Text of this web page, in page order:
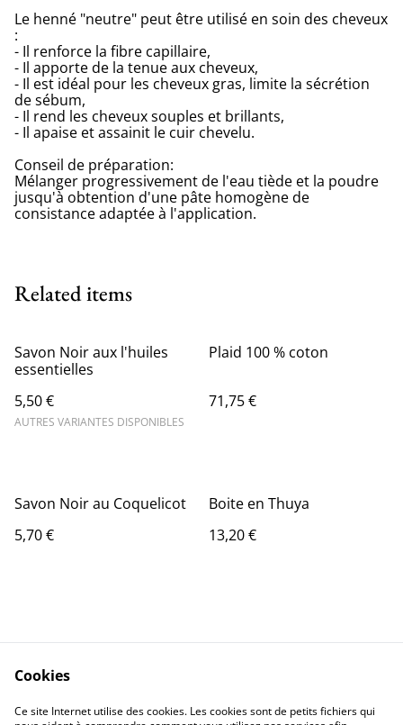
Le henné "neutre" peut être utilisé en soin des cheveux
:
- Il renforce la fibre capillaire,
- Il apporte de la tenue aux cheveux,
- Il est idéal pour les cheveux gras, limite la sécrétion
de sébum,
- Il rend les cheveux souples et brillants,
- Il apaise et assainit le cuir chevelu.
Conseil de préparation:
Mélanger progressivement de l'eau tiède et la poudre
jusqu'à obtention d'une pâte homogène de
consistance adaptée à l'application.
Related items
Savon Noir aux l'huiles
essentielles
5,50 €
AUTRES VARIANTES DISPONIBLES
Plaid 100 % coton
71,75 €
Savon Noir au Coquelicot
5,70 €
Boite en Thuya
13,20 €
Contact Us
Legal Terms
Privacy Policy
Cookie Policy
Cookies
Ce site Internet utilise des cookies. Les cookies sont de petits fichiers qui